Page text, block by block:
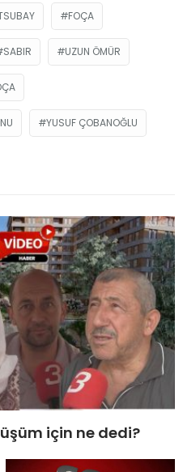
FOÇA
SABIR UZUN ÖMÜR
YUSUF ÇOBANOĞLU
için ne dedi?